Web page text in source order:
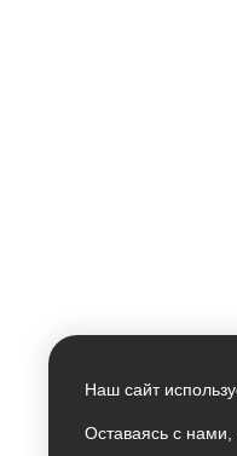
Наш сайт
Оставаясь с нами,